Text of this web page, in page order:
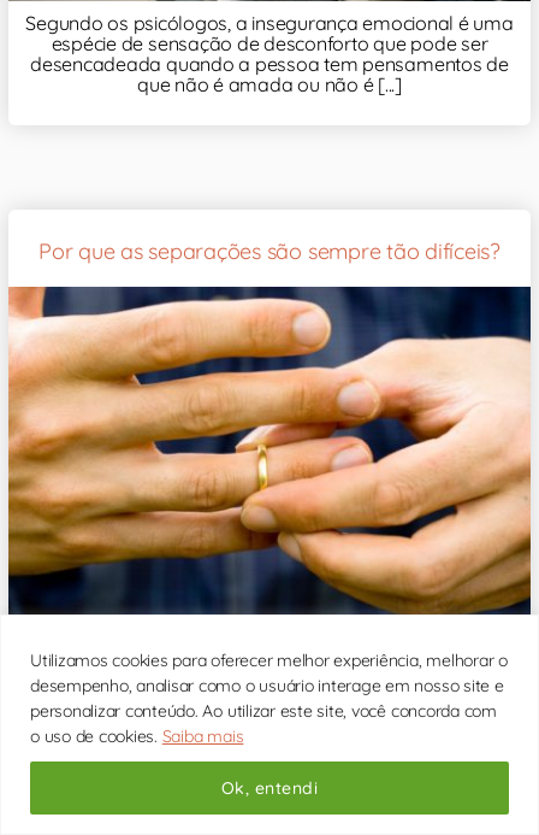
Utilizamos cookies para oferecer melhor experiência, melhorar o
desempenho, analisar como o usuário interage em nosso site e
personalizar conteúdo. Ao utilizar este site, você concorda com
o uso de cookies. Saiba mais
Ok, entendi
Segundo os psicólogos, a insegurança emocional é uma
espécie de sensação de desconforto que pode ser
desencadeada quando a pessoa tem pensamentos de
que não é amada ou não é [...]
Por que as separações são sempre tão difíceis?
Tomar a iniciativa de terminar um relacionamento é uma
das coisas mais difíceis que se pode pensar em fazer.
Afinal de contas, há uma história construída a dois, que
envolve [...]